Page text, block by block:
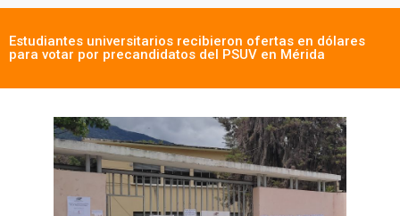
Estudiantes universitarios recibieron ofertas en dólares
para votar por precandidatos del PSUV en Mérida